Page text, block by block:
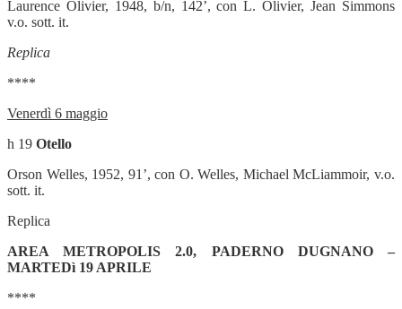
Laurence Olivier, 1948, b/n, 142’, con L. Olivier, Jean Simmons
v.o. sott. it.
Replica
****
Venerdì 6 maggio
h 19 Otello
Orson Welles, 1952, 91’, con O. Welles, Michael McLiammoir, v.o.
sott. it.
Replica
AREA METROPOLIS 2.0, PADERNO DUGNANO –
MARTEDì 19 APRILE
****